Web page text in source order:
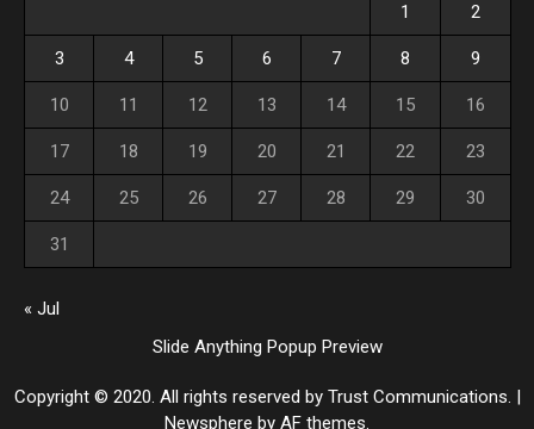
1 2
3 4 5 6 7 8 9
10 11 12 13 14 15 16
17 18 19 20 21 22 23
24 25 26 27 28 29 30
31
« Jul
Slide Anything Popup Preview
Copyright © 2020. All rights reserved by Trust Communications. |
Newsphere by AF themes.